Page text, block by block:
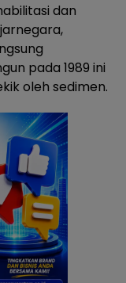
dan
pada 1989 ini
oleh sedimen.